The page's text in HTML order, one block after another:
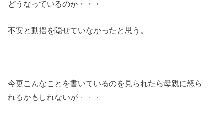
どうなっているのか・・・
不安と動揺を隠せていなかったと思う。
今更こんなことを書いているのを見られたら母親に怒ら
れるかもしれないが・・・